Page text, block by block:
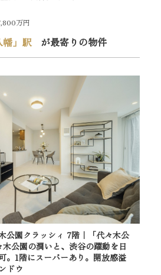
万円
幡」駅が最寄りの物件
公園クラッシィ 7階｜「代々木公
公園の潤いと、渋谷の躍動を日
。1階にスーパーあり。開放感溢
ドウ